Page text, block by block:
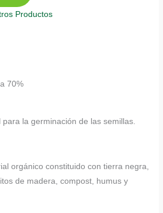
Productos
70%
la germinación de las semillas.
orgánico constituido con tierra negra,
de madera, compost, humus y